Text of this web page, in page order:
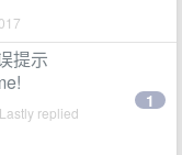
提示
replied
1